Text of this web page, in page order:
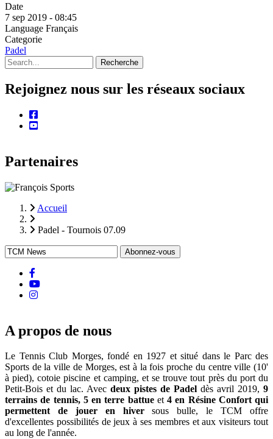
Date
7 sep 2019 - 08:45
Language Français
Categorie
Padel
Recherche
Rejoignez nous sur les réseaux sociaux
facebook
youtube
Partenaires
Fil
Accueil
Padel - Tournois 07.09
Youtube
instagram
A propos de nous
Le Tennis Club Morges, fondé en 1927 et situé dans le Parc des
Sports de la ville de Morges, est à la fois proche du centre ville (10'
à pied), cotoie piscine et camping, et se trouve tout près du port du
Petit-Bois et du lac. Avec deux pistes de Padel dès avril 2019, 9
terrains de tennis, 5 en terre battueet 4 en Résine Confort qui
permettent de jouer en hiversous bulle, le TCM offre
d'excellentes possibilités de jeux à ses membres et aux visiteurs tout
au long de l'année.